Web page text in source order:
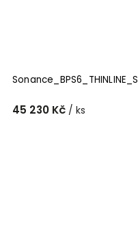
45 230 Kč / ks